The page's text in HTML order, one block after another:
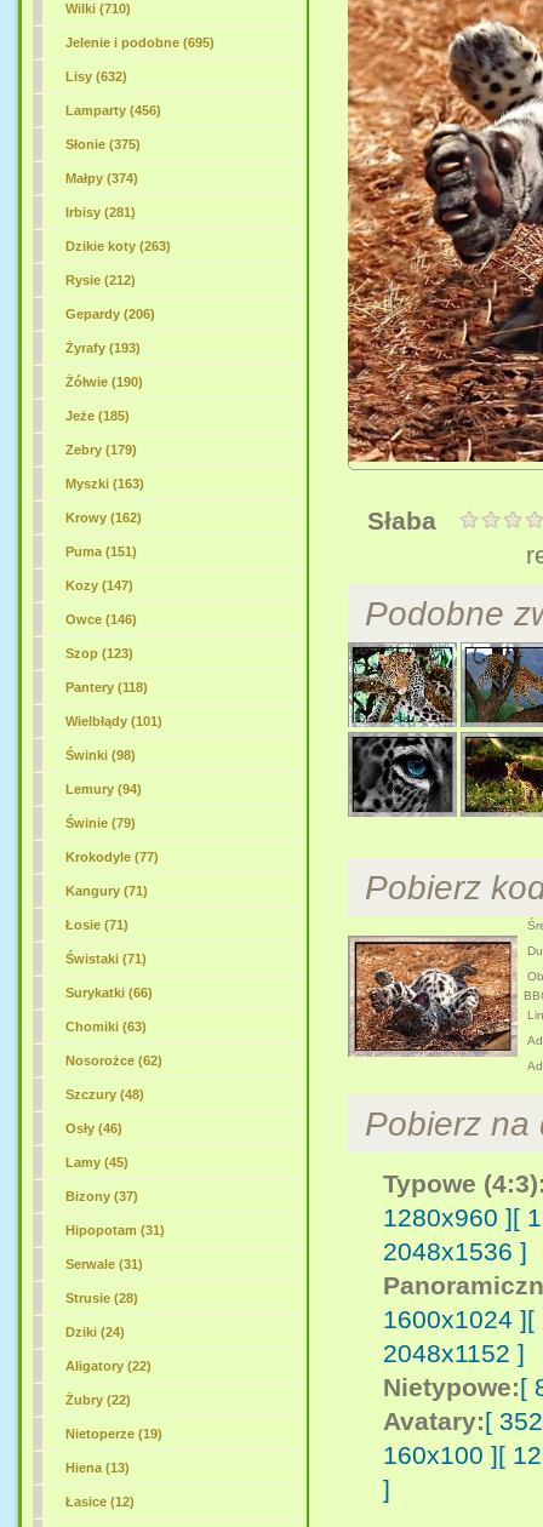
Wilki (710)
Jelenie i podobne (695)
Lisy (632)
Lamparty (456)
Słonie (375)
Małpy (374)
Irbisy (281)
Dzikie koty (263)
Rysie (212)
Gepardy (206)
Żyrafy (193)
Żółwie (190)
Jeże (185)
Zebry (179)
Myszki (163)
Krowy (162)
Puma (151)
Kozy (147)
Owce (146)
Szop (123)
Pantery (118)
Wielbłądy (101)
Świnki (98)
Lemury (94)
Świnie (79)
Krokodyle (77)
Kangury (71)
Łosie (71)
Świstaki (71)
Surykatki (66)
Chomiki (63)
Nosorożce (62)
Szczury (48)
Osły (46)
Lamy (45)
Bizony (37)
Hipopotam (31)
Serwale (31)
Strusie (28)
Dziki (24)
Aligatory (22)
Żubry (22)
Nietoperze (19)
Hiena (13)
Łasice (12)
Słaba
Podobne
Pobierz
Pobierz na
Typowe
1280x960 ][
2048x1536 ]
1600x1024 ][
2048x1152 ]
Nietypowe:[
Avatary:[
160x100 ][
]